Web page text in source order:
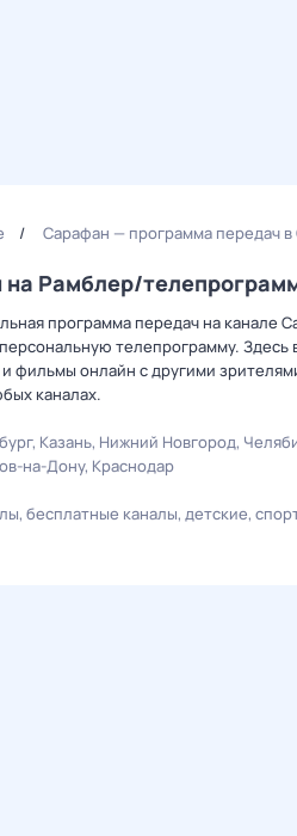
Сарафан — программа передач
Рамблер/
программа передач на канале
телепрограмму.
фильмы онлайн с другими
каналах.
Казань Нижний Новгород
на-Дону Краснодар
бесплатные каналы детские